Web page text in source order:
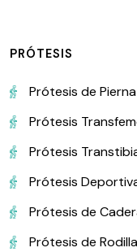
PRÓTESIS
Prótesis de Pierna
Prótesis
Prótesis
Prótesis
Prótesis de
Prótesis de Rodilla